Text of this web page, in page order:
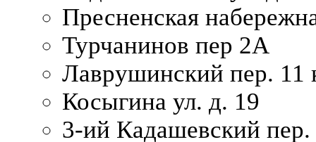
Пресненская
Турчанинов пер 2А
Лаврушинский пер. 11
Косыгина ул. д. 19
3-ий Кадашевский пер.